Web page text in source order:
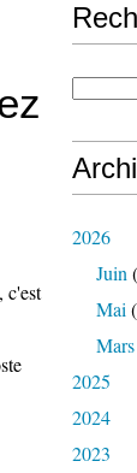
c'est
2026
Juin
Mai
Mars
2025
2024
2023